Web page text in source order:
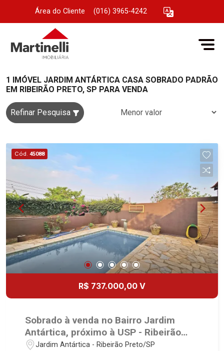
Área do Cliente (016) 3965-4242
1 IMÓVEL JARDIM ANTÁRTICA CASA SOBRADO PADRÃO
EM RIBEIRÃO PRETO, SP PARA VENDA
Refinar Pesquisa
Cód. 45088
R$ 737.000,00 V
Sobrado à venda no Bairro Jardim
Antártica, próximo à USP - Ribeirão
Preto/SP.
Jardim Antártica - Ribeirão Preto/SP